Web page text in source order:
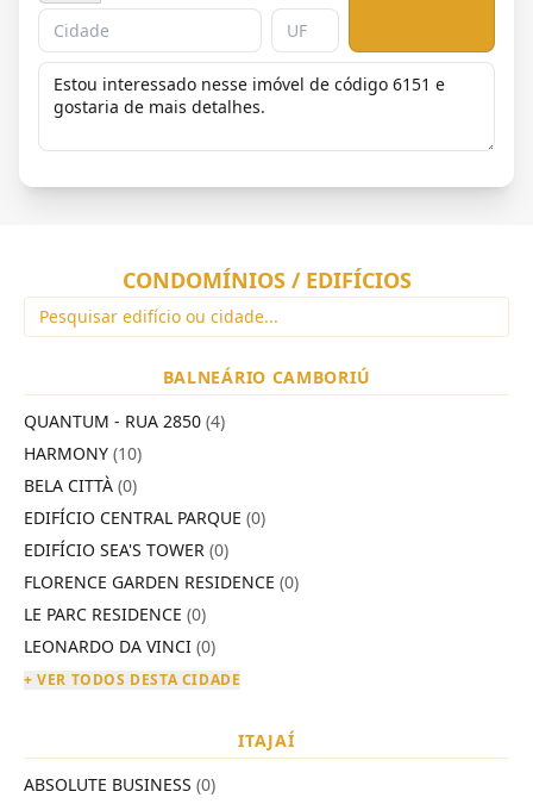
CONDOMÍNIOS / EDIFÍCIOS
BALNEÁRIO CAMBORIÚ
QUANTUM - RUA 2850 (4)
HARMONY (10)
BELA CITTÀ (0)
EDIFÍCIO CENTRAL PARQUE (0)
EDIFÍCIO SEA'S TOWER (0)
FLORENCE GARDEN RESIDENCE (0)
LE PARC RESIDENCE (0)
LEONARDO DA VINCI (0)
+ VER TODOS DESTA CIDADE
ITAJAÍ
ABSOLUTE BUSINESS (0)